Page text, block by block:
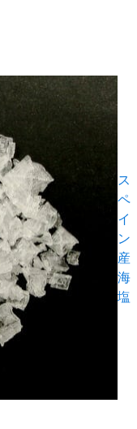
ス
ペ
イ
ン
産
海
塩